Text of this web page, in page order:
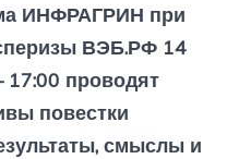
ИНФРАГРИН при
ВЭБ.РФ 14
17:00 проводят
повестки
смыслы и